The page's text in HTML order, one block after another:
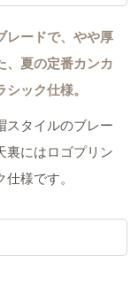
レードで、やや厚
、夏の定番カンカ
ック仕様。
スタイルのブレー
裏にはロゴプリン
様です。